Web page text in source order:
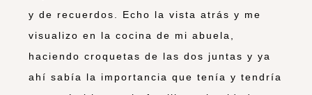
y de recuerdos. Echo la vista atrás y me
visualizo en la cocina de mi abuela,
haciendo croquetas de las dos juntas y ya
ahí sabía la importancia que tenía y tendría